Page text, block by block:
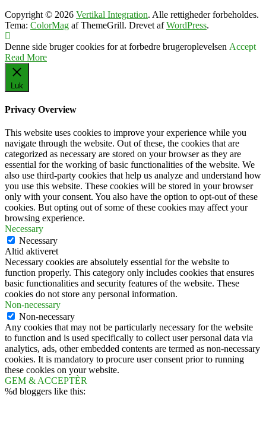
Copyright © 2026 Vertikal Integration. Alle rettigheder forbeholdes.
Tema: ColorMag af ThemeGrill. Drevet afWordPress.
Denne side bruger cookies for at forbedre brugeroplevelsen Accept
Read More
Luk
Privacy Overview
This website uses cookies to improve your experience while you
navigate through the website. Out of these, the cookies that are
categorized as necessary are stored on your browser as they are
essential for the working of basic functionalities of the website. We
also use third-party cookies that help us analyze and understand how
you use this website. These cookies will be stored in your browser
only with your consent. You also have the option to opt-out of these
cookies. But opting out of some of these cookies may affect your
browsing experience.
Necessary
Necessary
Altid aktiveret
Necessary cookies are absolutely essential for the website to
function properly. This category only includes cookies that ensures
basic functionalities and security features of the website. These
cookies do not store any personal information.
Non-necessary
Non-necessary
Any cookies that may not be particularly necessary for the website
to function and is used specifically to collect user personal data via
analytics, ads, other embedded contents are termed as non-necessary
cookies. It is mandatory to procure user consent prior to running
these cookies on your website.
GEM & ACCEPTÈR
%d bloggers like this: